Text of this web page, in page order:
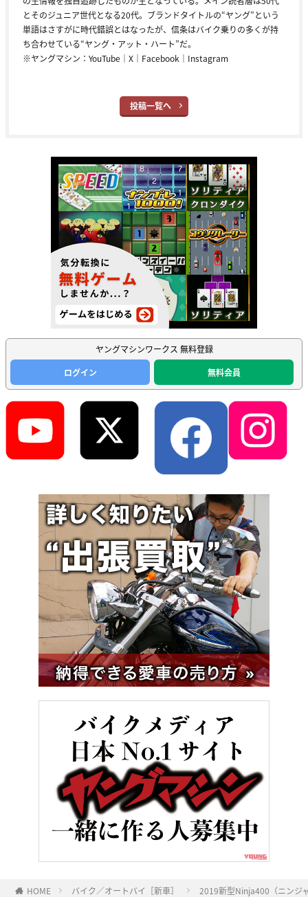
とそのジュニア世代となる20代。ブランドタイトルの“ヤング”という
単語はさすがに時代錯誤とはなったが、信条はバイク乗りの多くが持
ち合わせている“ヤング・アット・ハート”だ。
※ヤングマシン： YouTube X Facebook Instagram
投稿一覧へ
ヤングマシンワークス 無料登録
ログイン
無料会員
HOME バイク／オートバイ［新車］ 2019新型Ninja400（ニンジ